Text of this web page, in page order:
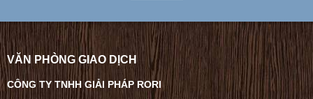
VĂN PHÒNG GIAO DỊCH
CÔNG TY TNHH GIẢI PHÁP RORI